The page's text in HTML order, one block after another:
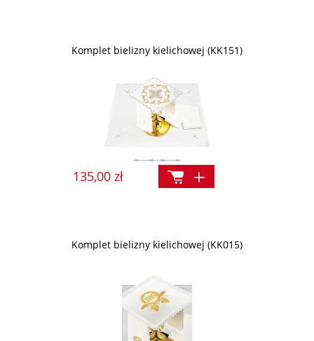
Komplet bielizny kielichowej (KK151)
135,00 zł
Komplet bielizny kielichowej (KK015)